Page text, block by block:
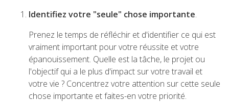
Identifiez votre "seule" chose importante.
Prenez le temps de réfléchir et d'identifier ce qui est
vraiment important pour votre réussite et votre
épanouissement. Quelle est la tâche, le projet ou
l'objectif qui a le plus d'impact sur votre travail et
votre vie ? Concentrez votre attention sur cette seule
chose importante et faites-en votre priorité.